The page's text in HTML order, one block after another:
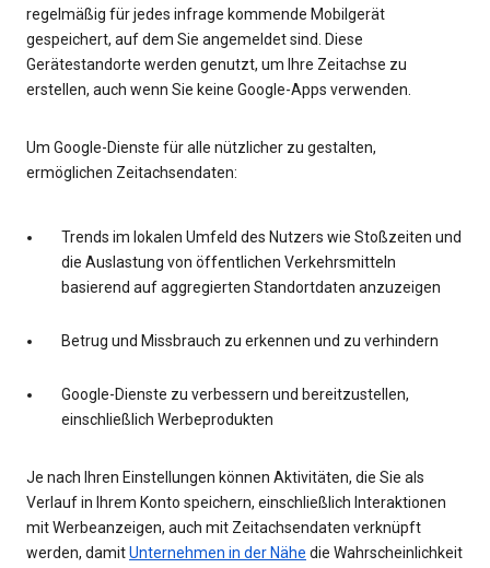
regelmäßig für jedes infrage kommende Mobilgerät
gespeichert, auf dem Sie angemeldet sind. Diese
Gerätestandorte werden genutzt, um Ihre Zeitachse zu
erstellen, auch wenn Sie keine Google-Apps verwenden.
Um Google-Dienste für alle nützlicher zu gestalten,
ermöglichen Zeitachsendaten:
Trends im lokalen Umfeld des Nutzers wie Stoßzeiten und
die Auslastung von öffentlichen Verkehrsmitteln
basierend auf aggregierten Standortdaten anzuzeigen
Betrug und Missbrauch zu erkennen und zu verhindern
Google-Dienste zu verbessern und bereitzustellen,
einschließlich Werbeprodukten
Je nach Ihren Einstellungen können Aktivitäten, die Sie als
Verlauf in Ihrem Konto speichern, einschließlich Interaktionen
mit Werbeanzeigen, auch mit Zeitachsendaten verknüpft
werden, damitUnternehmen in der Nähe die Wahrscheinlichkeit